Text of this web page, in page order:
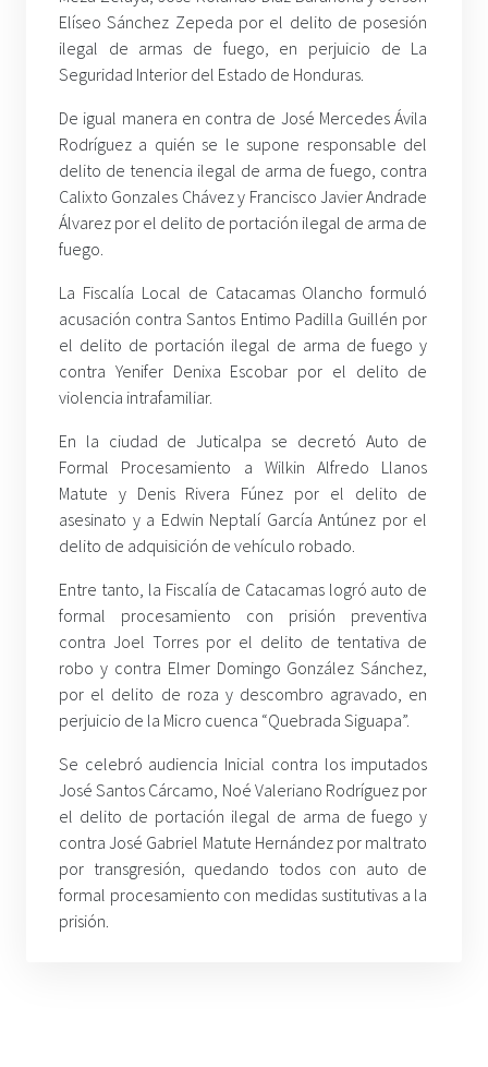
Elíseo Sánchez Zepeda por el delito de posesión
ilegal de armas de fuego, en perjuicio de La
Seguridad Interior del Estado de Honduras.
De igual manera en contra de José Mercedes Ávila
Rodríguez a quién se le supone responsable del
delito de tenencia ilegal de arma de fuego, contra
Calixto Gonzales Chávez y Francisco Javier Andrade
Álvarez por el delito de portación ilegal de arma de
fuego.
La Fiscalía Local de Catacamas Olancho formuló
acusación contra Santos Entimo Padilla Guillén por
el delito de portación ilegal de arma de fuego y
contra Yenifer Denixa Escobar por el delito de
violencia intrafamiliar.
En la ciudad de Juticalpa se decretó Auto de
Formal Procesamiento a Wilkin Alfredo Llanos
Matute y Denis Rivera Fúnez por el delito de
asesinato y a Edwin Neptalí García Antúnez por el
delito de adquisición de vehículo robado.
Entre tanto, la Fiscalía de Catacamas logró auto de
formal procesamiento con prisión preventiva
contra Joel Torres por el delito de tentativa de
robo y contra Elmer Domingo González Sánchez,
por el delito de roza y descombro agravado, en
perjuicio de la Micro cuenca “Quebrada Siguapa”.
Se celebró audiencia Inicial contra los imputados
José Santos Cárcamo, Noé Valeriano Rodríguez por
el delito de portación ilegal de arma de fuego y
contra José Gabriel Matute Hernández por maltrato
por transgresión, quedando todos con auto de
formal procesamiento con medidas sustitutivas a la
prisión.